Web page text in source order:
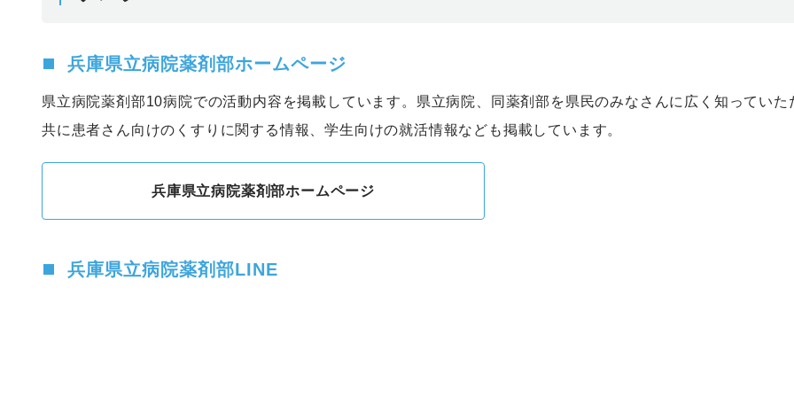
兵庫県立病院薬剤部ホームページ
県立病院薬剤部10病院での活動内容を掲載しています。県立病院、同薬剤部を県民のみなさんに広く知っていた
共に患者さん向けのくすりに関する情報、学生向けの就活情報なども掲載しています。
兵庫県立病院薬剤部ホームページ
兵庫県立病院薬剤部LINE